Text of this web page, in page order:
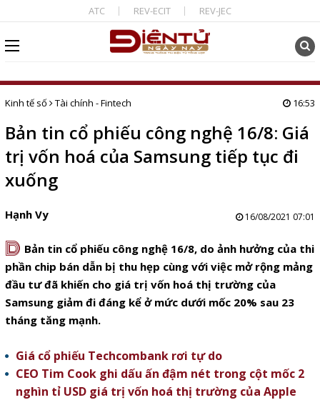
ATC REV-ECIT REV-JEC
Kinh tế số Tài chính - Fintech 16:53
Bản tin cổ phiếu công nghệ 16/8: Giá
trị vốn hoá của Samsung tiếp tục đi
xuống
Hạnh Vy 16/08/2021 07:01
D Bản tin cổ phiếu công nghệ 16/8, do ảnh hưởng của thi
phần chip bán dẫn bị thu hẹp cùng với việc mở rộng mảng
đầu tư đã khiến cho giá trị vốn hoá thị trường của
Samsung giảm đi đáng kể ở mức dưới mốc 20% sau 23
tháng tăng mạnh.
Giá cổ phiếu Techcombank rơi tự do
CEO Tim Cook ghi dấu ấn đậm nét trong cột mốc 2
nghìn tỉ USD giá trị vốn hoá thị trường của Apple